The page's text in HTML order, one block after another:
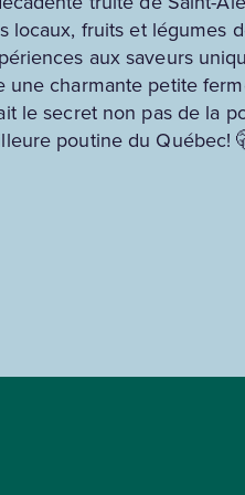
locaux, fruits et légumes
aux saveurs
une charmante petite
le secret non pas de la
poutine du Québec!